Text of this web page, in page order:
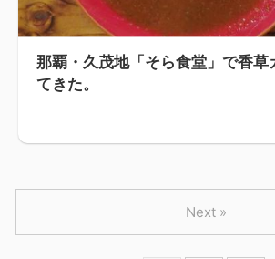
那覇・久茂地「そら食堂」で香草
てきた。
Next »